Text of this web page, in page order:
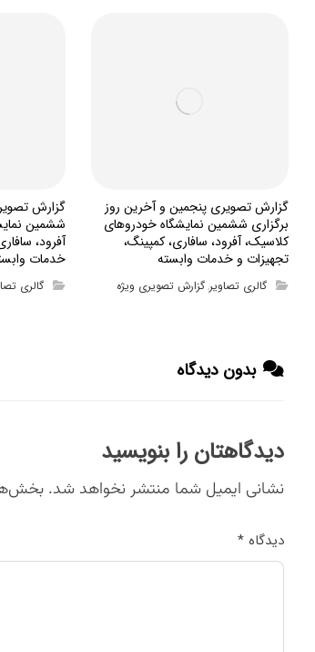
گزارش تصویری پنجمین و آخرین روز
برگزاری ششمین نمایشگاه خودروهای
کلاسیک، آفرود، سافاری، کمپینگ،
تجهیزات و خدمات وابسته
گالری تصاویر,گزارش تصویری ویژه
گزارش
ششمین
آفرود،
خدمات
گالری
بدون دیدگاه
دیدگاهتان را بنویسید
نشانی ایمیل شما منتشر نخواهد شد.
دیدگاه *